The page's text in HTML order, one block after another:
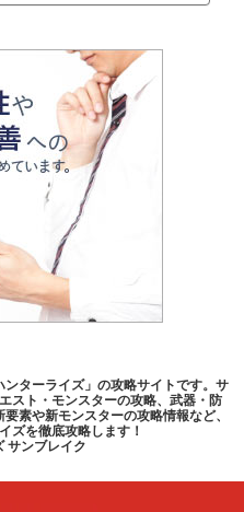
ターライズ」の攻略サイトです。サ
スト・モンスターの攻略、武器・防
素や新モンスターの攻略情報など、
ズを徹底攻略します！
サンブレイク